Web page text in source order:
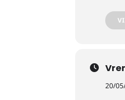
se
20/